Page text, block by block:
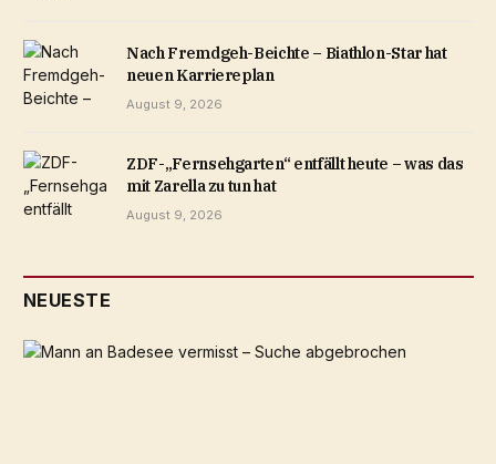
Nach Fremdgeh-Beichte – Biathlon-Star hat
neuen Karriereplan
August 9, 2026
ZDF-„Fernsehgarten“ entfällt heute – was das
mit Zarella zu tun hat
August 9, 2026
NEUESTE